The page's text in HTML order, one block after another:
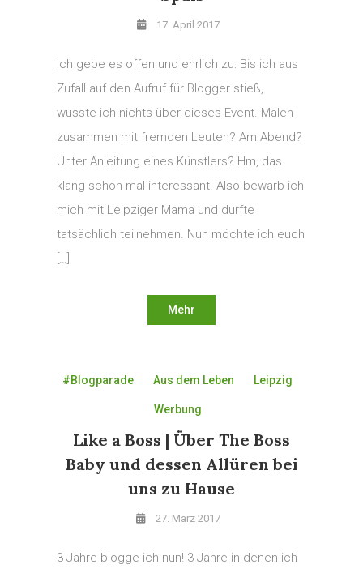
17. April 2017
Ich gebe es offen und ehrlich zu: Bis ich aus
Zufall auf den Aufruf für Blogger stieß,
wusste ich nichts über dieses Event. Malen
zusammen mit fremden Leuten? Am Abend?
Unter Anleitung eines Künstlers? Hm, das
klang schon mal interessant. Also bewarb ich
mich mit Leipziger Mama und durfte
tatsächlich teilnehmen. Nun möchte ich euch
[…]
Mehr
#Blogparade Aus dem Leben Leipzig
Werbung
Like a Boss | Über The Boss
Baby und dessen Allüren bei
uns zu Hause
27. März 2017
3 Jahre blogge ich nun! 3 Jahre in denen ich